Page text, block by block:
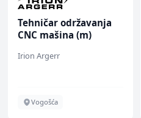
Tehničar održavanja
CNC mašina (m)
Irion Argerr
Vogošća